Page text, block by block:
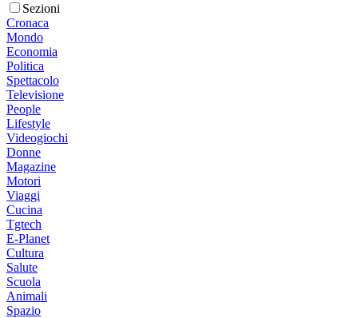
Sezioni
Cronaca
Mondo
Economia
Politica
Spettacolo
Televisione
People
Lifestyle
Videogiochi
Donne
Magazine
Motori
Viaggi
Cucina
Tgtech
E-Planet
Cultura
Salute
Scuola
Animali
Spazio